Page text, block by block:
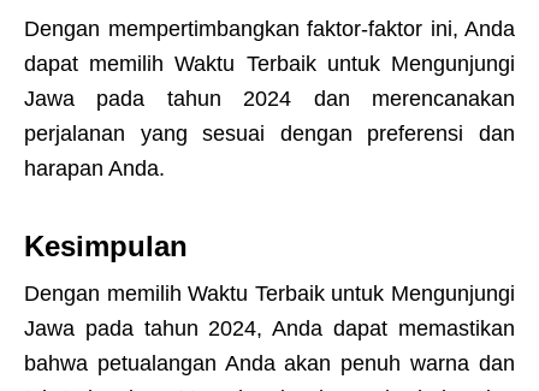
Dengan mempertimbangkan faktor-faktor ini, Anda
dapat memilih Waktu Terbaik untuk Mengunjungi
Jawa pada tahun 2024 dan merencanakan
perjalanan yang sesuai dengan preferensi dan
harapan Anda.
Kesimpulan
Dengan memilih Waktu Terbaik untuk Mengunjungi
Jawa pada tahun 2024, Anda dapat memastikan
bahwa petualangan Anda akan penuh warna dan